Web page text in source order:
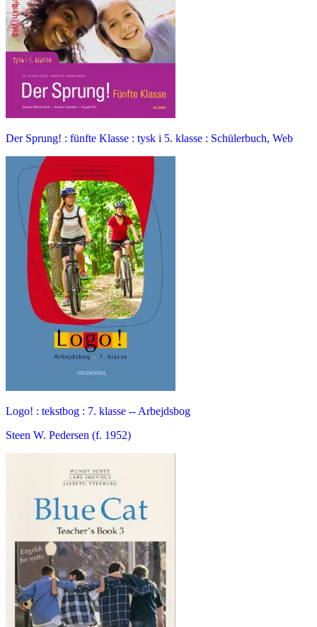
Der Sprung! : fünfte Klasse : tysk i 5. klasse : Schülerbuch, Web
Logo! : tekstbog : 7. klasse -- Arbejdsbog
Steen W. Pedersen (f. 1952)